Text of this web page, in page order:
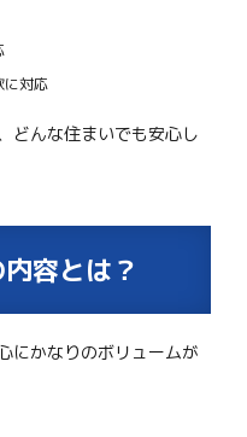
に対応
どんな住まいでも安心し
容とは？
にかなりのボリュームが